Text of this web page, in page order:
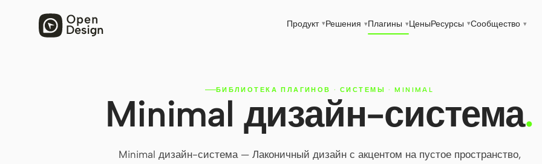
Продукт ▾Решения ▾Плагины ▾ЦеныРесурсы ▾Сообщество ▾
БИБЛИОТЕКА ПЛАГИНОВ · СИСТЕМЫ · MINIMAL
Minimal дизайн-система.
Minimal дизайн-система — Лаконичный дизайн с акцентом на пустое пространство,